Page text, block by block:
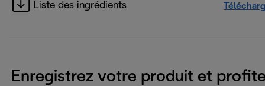
Liste des ingrédients
Enregistrez votre produit et